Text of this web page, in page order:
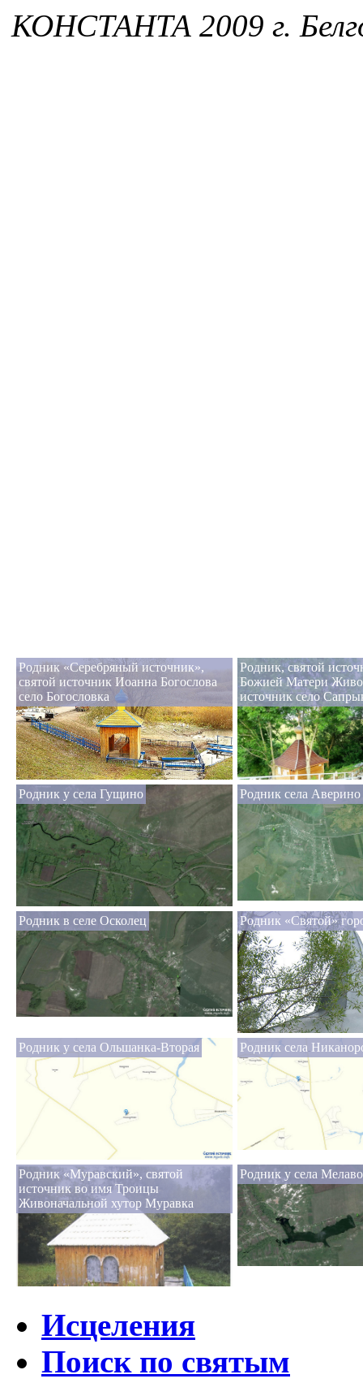
КОНСТАНТА 2009 г.
Родник «Серебряный источник»,
святой источник Иоанна Богослова
село Богословка
Родник, святой
Божией Матери
источник село
Родник у села Гущино Родник села Аверино
Родник в селе Осколец Родник «Святой»
Родник у села Ольшанка-Вторая Родник села
Родник «Муравский», святой
источник во имя Троицы
Живоначальной хутор Муравка
Родник у села
Исцеления
Поиск по святым